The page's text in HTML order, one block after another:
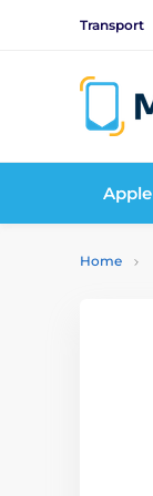
Transport
Apple
Home